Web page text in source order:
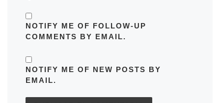
NOTIFY ME OF FOLLOW-UP
COMMENTS BY EMAIL.
NOTIFY ME OF NEW POSTS BY
EMAIL.